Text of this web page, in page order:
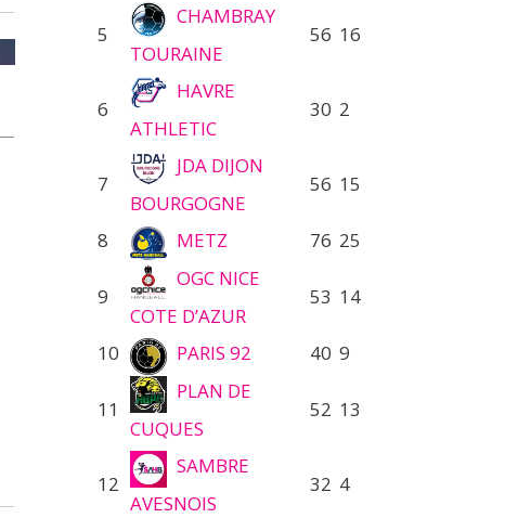
5
CHAMBRAY
TOURAINE
56 16
6
HAVRE
ATHLETIC
30 2
7
JDA DIJON
BOURGOGNE
56 15
8 METZ 76 25
9
OGC NICE
COTE D’AZUR
53 14
10 PARIS 92 40 9
11
PLAN DE
CUQUES
52 13
12
SAMBRE
AVESNOIS
32 4